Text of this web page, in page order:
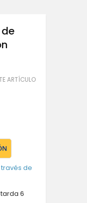
ARTÍCULO
de
6